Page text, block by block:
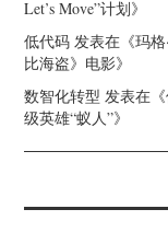
Let’s Move”计划》
低代码 发表在《玛
比海盗》电影》
数智化转型 发表在《
级英雄“蚁人”》